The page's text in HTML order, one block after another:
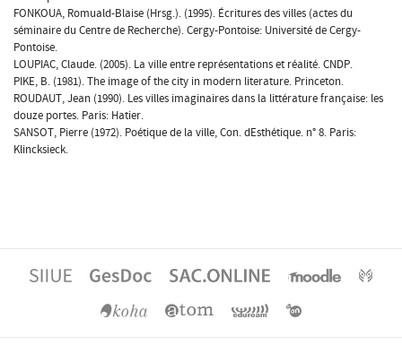
FONKOUA, Romuald-Blaise (Hrsg.). (1995). Écritures des villes (actes du
séminaire du Centre de Recherche). Cergy-Pontoise: Université de Cergy-
Pontoise.
LOUPIAC, Claude. (2005). La ville entre représentations et réalité. CNDP.
PIKE, B. (1981). The image of the city in modern literature. Princeton.
ROUDAUT, Jean (1990). Les villes imaginaires dans la littérature française: les
douze portes. Paris: Hatier.
SANSOT, Pierre (1972). Poétique de la ville, Con. dEsthétique. n° 8. Paris:
Klincksieck.